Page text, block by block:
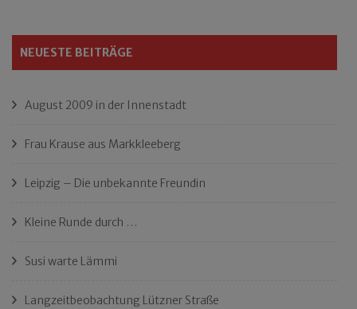
NEUESTE BEITRÄGE
August 2009 in der Innenstadt
Frau Krause aus Markkleeberg
Leipzig – Die unbekannte Freundin
Kleine Runde durch …
Susi warte Lämmi
Langzeitbeobachtung Lützner Straße